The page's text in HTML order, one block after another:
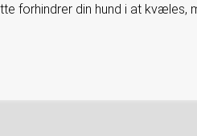
forhindrer din hund i at kvæles,